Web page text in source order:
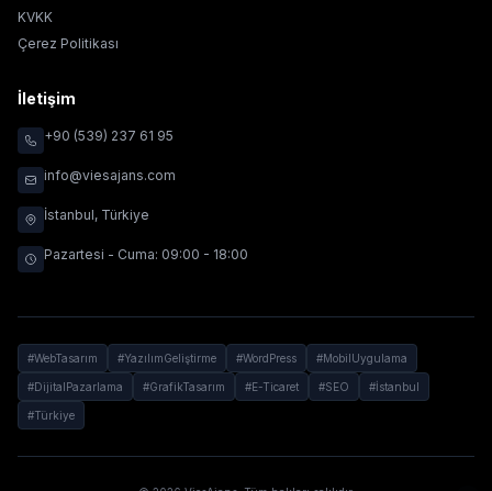
KVKK
Çerez Politikası
İletişim
+90 (539) 237 61 95
info@viesajans.com
İstanbul, Türkiye
Pazartesi - Cuma: 09:00 - 18:00
#WebTasarım #YazılımGeliştirme #WordPress #MobilUygulama
#DijitalPazarlama #GrafikTasarım #E-Ticaret #SEO #İstanbul
#Türkiye